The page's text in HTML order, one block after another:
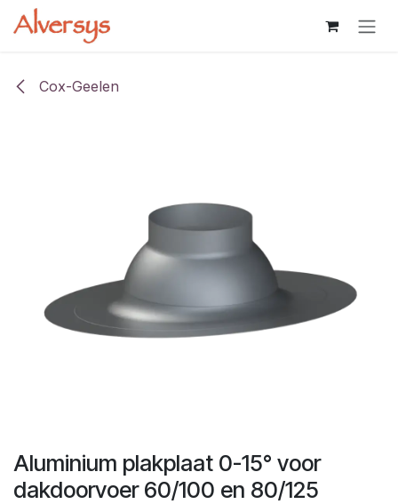
Overslaan naar inhoud
Cox-Geelen
Aluminium plakplaat 0-15° voor
dakdoorvoer 60/100 en 80/125